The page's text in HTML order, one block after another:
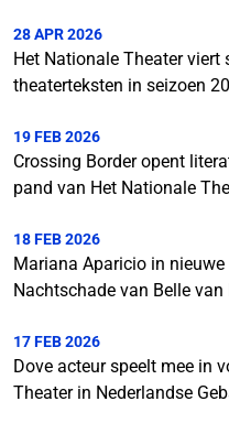
28 APR 2026
Het Nationale Theater viert
theaterteksten in seizoen
19 FEB 2026
Crossing Border opent
pand van Het Nationale
18 FEB 2026
Mariana Aparicio in
Nachtschade van Belle van
17 FEB 2026
Dove acteur speelt mee in
Theater in Nederlandse